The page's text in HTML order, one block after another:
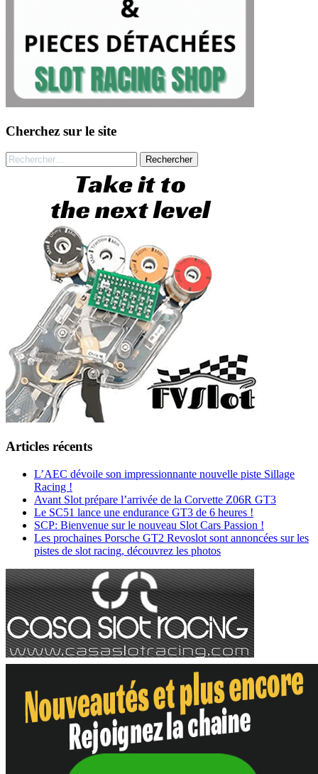
Cherchez sur le site
Rechercher :
Articles récents
L’AEC dévoile son impressionnante nouvelle piste Sillage
Racing !
Avant Slot prépare l’arrivée de la Corvette Z06R GT3
Le SC51 lance une endurance GT3 de 6 heures !
SCP: Bienvenue sur le nouveau Slot Cars Passion !
Les prochaines Porsche GT2 Revoslot sont annoncées sur les
pistes de slot racing, découvrez les photos